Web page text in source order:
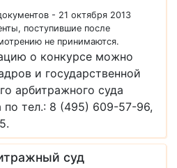
- 21 октября 2013
поступившие после
не принимаются.
о конкурсе можно
и государственной
арбитражного суда
по тел.: 8 (495) 609-57-96,
суд